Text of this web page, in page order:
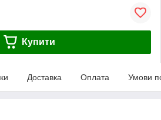
Купити
Доставка Оплата Умови